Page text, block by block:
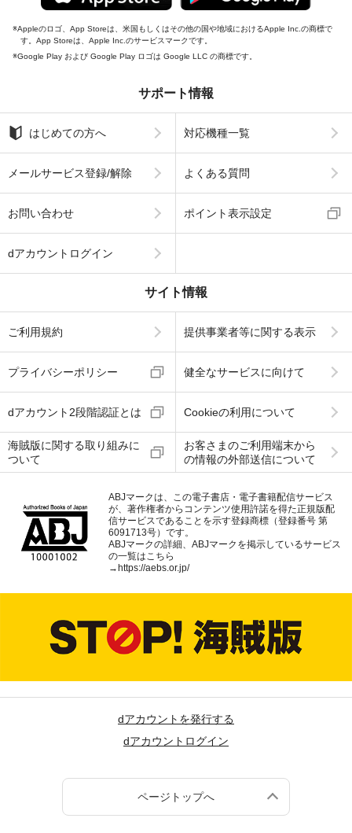
Appleのロゴ、App Storeは、米国もしくはその他の国や地域におけるApple Inc.の商標で
す。App Storeは、Apple Inc.のサービスマークです。
Google Play および Google Play ロゴは Google LLC の商標です。
サポート情報
はじめての方へ 対応機種一覧
メールサービス登録/解除 よくある質問
お問い合わせ ポイント表示設定
dアカウントログイン
サイト情報
ご利用規約 提供事業者等に関する表示
プライバシーポリシー 健全なサービスに向けて
dアカウント2段階認証とは Cookieの利用について
海賊版に関する取り組みに
ついて
お客さまのご利用端末から
の情報の外部送信について
ABJマークは、この電子書店・電子書籍配信サービス
が、著作権者からコンテンツ使用許諾を得た正規版配
信サービスであることを示す登録商標（登録番号 第
6091713号）です。
ABJマークの詳細、ABJマークを掲示しているサービス
の一覧はこちら
→https://aebs.or.jp/
dアカウントを発行する
dアカウントログイン
ページトップへ